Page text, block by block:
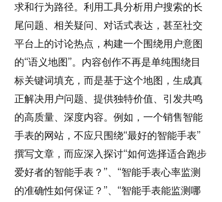
求和行为路径。利用工具分析用户搜索的长
尾问题、相关疑问、对话式表达，甚至社交
平台上的讨论热点，构建一个围绕用户意图
的“语义地图”。内容创作不再是单纯围绕目
标关键词填充，而是基于这个地图，生成真
正解决用户问题、提供独特价值、引发共鸣
的高质量、深度内容。例如，一个销售智能
手表的网站，不应只围绕“最好的智能手表”
撰写文章，而应深入探讨“如何选择适合跑步
爱好者的智能手表？”、“智能手表心率监测
的准确性如何保证？”、“智能手表能监测哪